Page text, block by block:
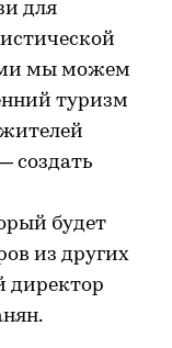
для
мы можем
туризм
создать
будет
из других
директор